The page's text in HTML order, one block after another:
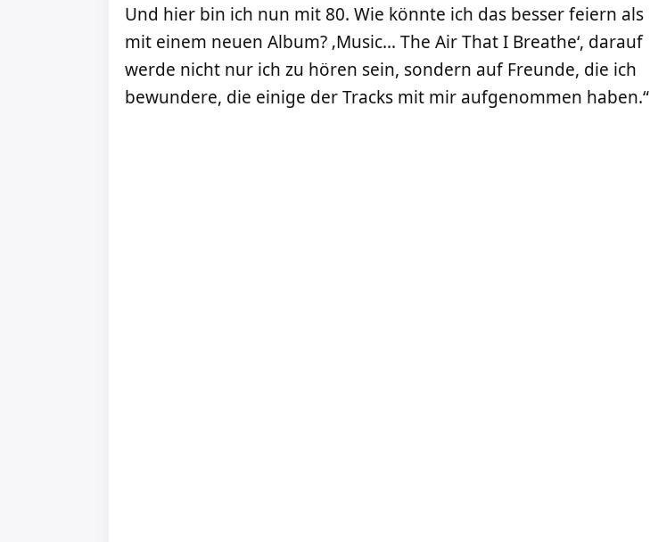
Und hier bin ich nun mit 80. Wie könnte ich das besser feiern als
mit einem neuen Album? ‚Music… The Air That I Breathe‘, darauf
werde nicht nur ich zu hören sein, sondern auf Freunde, die ich
bewundere, die einige der Tracks mit mir aufgenommen haben.“